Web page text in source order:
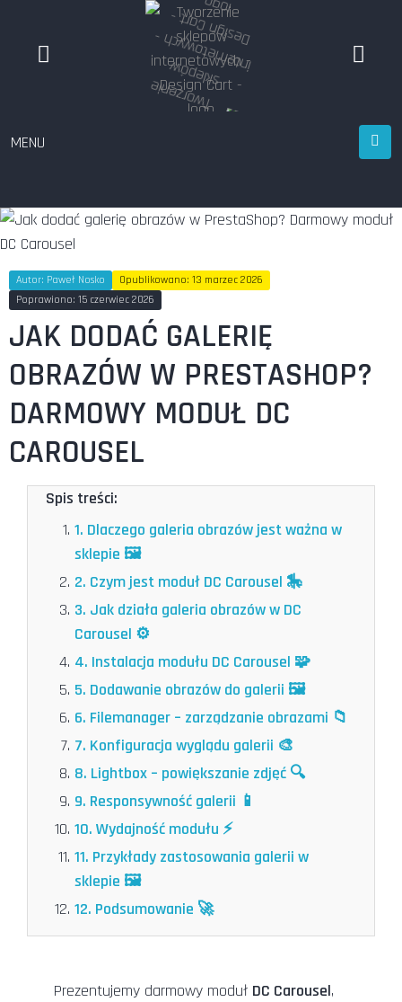
MENU
Autor: Paweł Nosko
Opublikowano: 13 marzec 2026
Poprawiono: 15 czerwiec 2026
JAK DODAĆ GALERIĘ
OBRAZÓW W PRESTASHOP?
DARMOWY MODUŁ DC
CAROUSEL
Spis treści:
1. Dlaczego galeria obrazów jest ważna w
sklepie 🖼️
2. Czym jest moduł DC Carousel 🎠
3. Jak działa galeria obrazów w DC
Carousel ⚙️
4. Instalacja modułu DC Carousel 🧩
5. Dodawanie obrazów do galerii 🖼️
6. Filemanager – zarządzanie obrazami 📁
7. Konfiguracja wyglądu galerii 🎨
8. Lightbox – powiększanie zdjęć 🔍
9. Responsywność galerii 📱
10. Wydajność modułu ⚡
11. Przykłady zastosowania galerii w
sklepie 🖼️
12. Podsumowanie 🚀
Prezentujemy darmowy moduł DC Carousel,